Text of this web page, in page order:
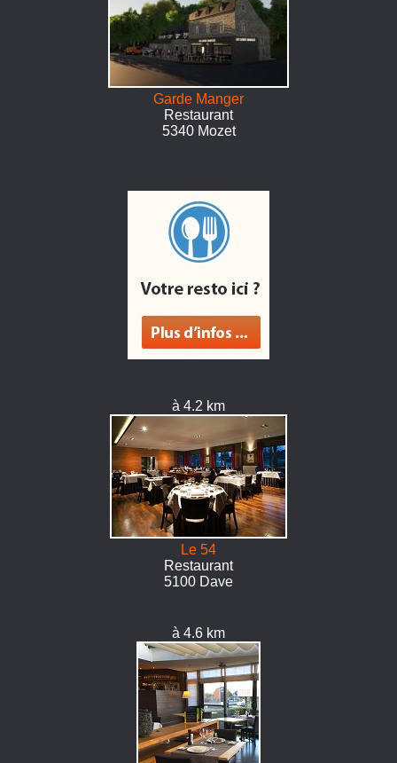
Garde Manger
Restaurant
5340 Mozet
à 4.2 km
Le 54
Restaurant
5100 Dave
à 4.6 km